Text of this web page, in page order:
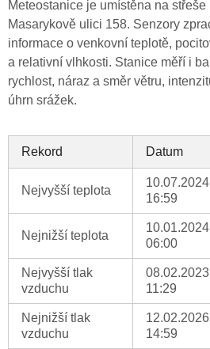
Meteostanice je umístěna na
Masarykově ulici 158. Senzory
informace o venkovní teplotě,
a relativní vlhkosti. Stanice měří i
rychlost, náraz a směr větru,
úhrn srážek.
Rekord Datum
Nejvyšší teplota
10.07.2024
16:59
Nejnižší teplota
10.01.2024
06:00
Nejvyšší tlak
vzduchu
08.02.2023
11:29
Nejnižší tlak
vzduchu
12.02.2026
14:59